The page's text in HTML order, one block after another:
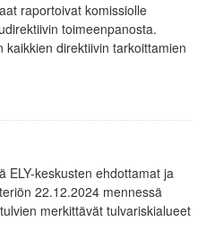
raportoivat komissiolle
toimeenpanosta.
kaikkien direktiivin tarkoittamien
ELY-keskusten ehdottamat ja
22.12.2024 mennessä
merkittävät tulvariskialueet